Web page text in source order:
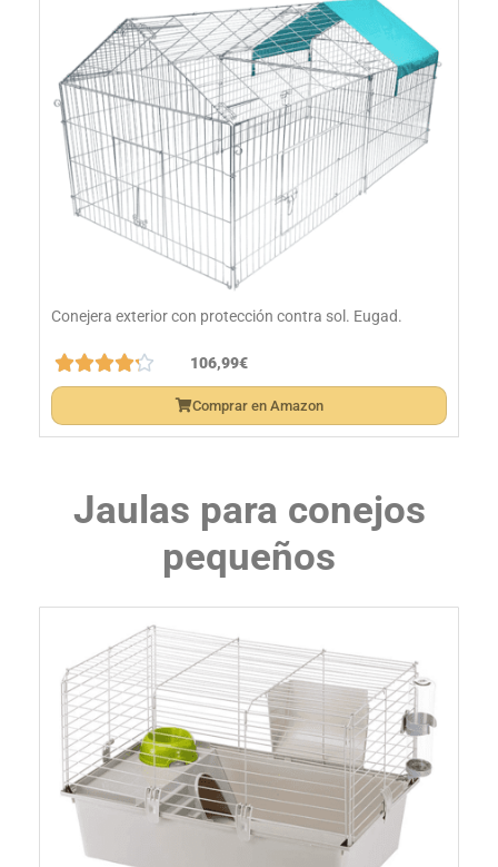
Conejera exterior con protección contra sol. Eugad.
 106,99€
Comprar en Amazon
Jaulas para conejos
pequeños